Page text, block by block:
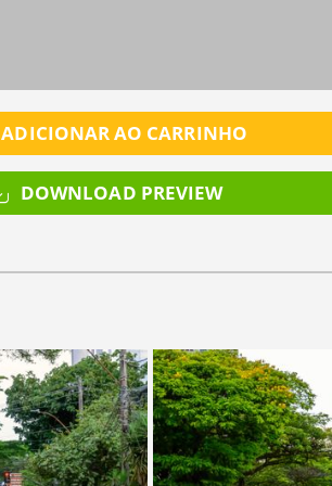
ADICIONAR AO CARRINHO
DOWNLOAD PREVIEW